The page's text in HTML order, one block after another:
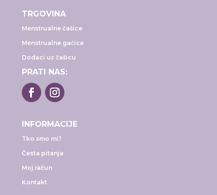
TRGOVINA
Menstrualne čašice
Menstrualne gaćice
Dodaci uz čašicu
PRATI NAS:
INFORMACIJE
Tko smo mi?
Česta pitanja
Moj račun
Kontakt